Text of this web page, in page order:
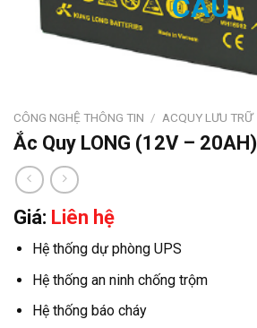
CÔNG NGHỆ THÔNG TIN / ACQUY LƯU TRỮ
Ắc Quy LONG (12V – 20AH)
Giá: Liên hệ
Hệ thống dự phòng UPS
Hệ thống an ninh chống trộm
Hệ thống báo cháy